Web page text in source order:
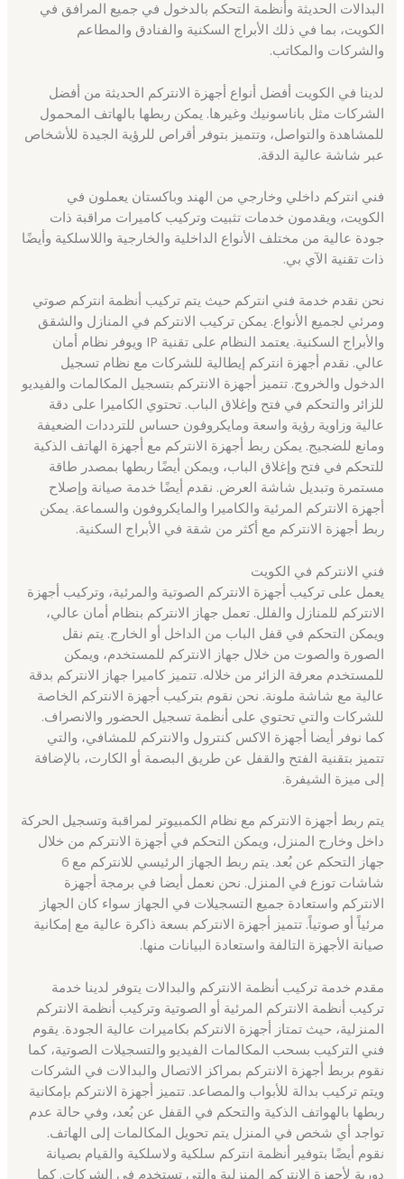
البدالات الحديثة وأنظمة التحكم بالدخول في جميع المرافق في
الكويت، بما في ذلك الأبراج السكنية والفنادق والمطاعم
والشركات والمكاتب.
لدينا في الكويت أفضل أنواع أجهزة الانتركم الحديثة من أفضل
الشركات مثل باناسونيك وغيرها. يمكن ربطها بالهاتف المحمول
للمشاهدة والتواصل، وتتميز بتوفر أقراص للرؤية الجيدة للأشخاص
عبر شاشة عالية الدقة.
فني انتركم داخلي وخارجي من الهند وباكستان يعملون في
الكويت، ويقدمون خدمات تثبيت وتركيب كاميرات مراقبة ذات
جودة عالية من مختلف الأنواع الداخلية والخارجية واللاسلكية وأيضًا
ذات تقنية الآي بي.
نحن نقدم خدمة فني انتركم حيث يتم تركيب أنظمة انتركم صوتي
ومرئي لجميع الأنواع. يمكن تركيب الانتركم في المنازل والشقق
والأبراج السكنية. يعتمد النظام على تقنية IP ويوفر نظام أمان
عالي. نقدم أجهزة انتركم إيطالية للشركات مع نظام تسجيل
الدخول والخروج. تتميز أجهزة الانتركم بتسجيل المكالمات والفيديو
للزائر والتحكم في فتح وإغلاق الباب. تحتوي الكاميرا على دقة
عالية وزاوية رؤية واسعة ومايكروفون حساس للترددات الضعيفة
ومانع للضجيج. يمكن ربط أجهزة الانتركم مع أجهزة الهاتف الذكية
للتحكم في فتح وإغلاق الباب، ويمكن أيضًا ربطها بمصدر طاقة
مستمرة وتبديل شاشة العرض. نقدم أيضًا خدمة صيانة وإصلاح
أجهزة الانتركم المرئية والكاميرا والمايكروفون والسماعة. يمكن
ربط أجهزة الانتركم مع أكثر من شقة في الأبراج السكنية.
فني الانتركم في الكويت
يعمل على تركيب أجهزة الانتركم الصوتية والمرئية، وتركيب أجهزة
الانتركم للمنازل والفلل. تعمل جهاز الانتركم بنظام أمان عالي،
ويمكن التحكم في قفل الباب من الداخل أو الخارج. يتم نقل
الصورة والصوت من خلال جهاز الانتركم للمستخدم، ويمكن
للمستخدم معرفة الزائر من خلاله. تتميز كاميرا جهاز الانتركم بدقة
عالية مع شاشة ملونة. نحن نقوم بتركيب أجهزة الانتركم الخاصة
للشركات والتي تحتوي على أنظمة تسجيل الحضور والانصراف.
كما نوفر أيضا أجهزة الاكس كنترول والانتركم للمشافي، والتي
تتميز بتقنية الفتح والقفل عن طريق البصمة أو الكارت، بالإضافة
إلى ميزة الشيفرة.
يتم ربط أجهزة الانتركم مع نظام الكمبيوتر لمراقبة وتسجيل الحركة
داخل وخارج المنزل، ويمكن التحكم في أجهزة الانتركم من خلال
جهاز التحكم عن بُعد. يتم ربط الجهاز الرئيسي للانتركم مع 6
شاشات توزع في المنزل. نحن نعمل أيضا في برمجة أجهزة
الانتركم واستعادة جميع التسجيلات في الجهاز سواء كان الجهاز
مرئياً أو صوتياً. تتميز أجهزة الانتركم بسعة ذاكرة عالية مع إمكانية
صيانة الأجهزة التالفة واستعادة البيانات منها.
مقدم خدمة تركيب أنظمة الانتركم والبدالات يتوفر لدينا خدمة
تركيب أنظمة الانتركم المرئية أو الصوتية وتركيب أنظمة الانتركم
المنزلية، حيث تمتاز أجهزة الانتركم بكاميرات عالية الجودة. يقوم
فني التركيب بسحب المكالمات الفيديو والتسجيلات الصوتية، كما
نقوم بربط أجهزة الانتركم بمراكز الاتصال والبدالات في الشركات
ويتم تركيب بدالة للأبواب والمصاعد. تتميز أجهزة الانتركم بإمكانية
ربطها بالهواتف الذكية والتحكم في القفل عن بُعد، وفي حالة عدم
تواجد أي شخص في المنزل يتم تحويل المكالمات إلى الهاتف.
نقوم أيضًا بتوفير أنظمة انتركم سلكية ولاسلكية والقيام بصيانة
دورية لأجهزة الانتركم المنزلية والتي تستخدم في الشركات. كما